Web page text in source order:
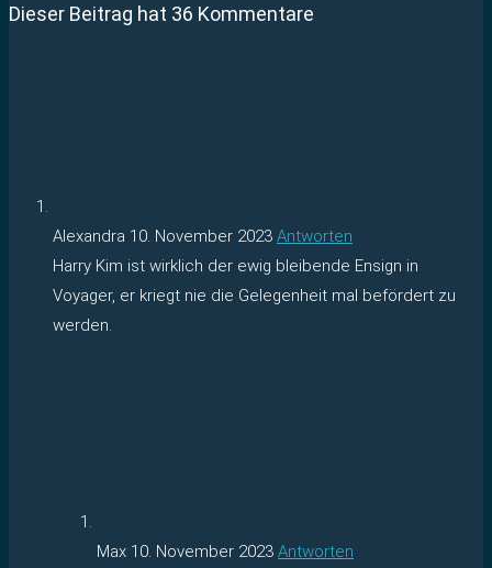
Dieser Beitrag hat 36 Kommentare
Alexandra 10. November 2023 Antworten
Harry Kim ist wirklich der ewig bleibende Ensign in
Voyager, er kriegt nie die Gelegenheit mal befördert zu
werden.
Max 10. November 2023 Antworten